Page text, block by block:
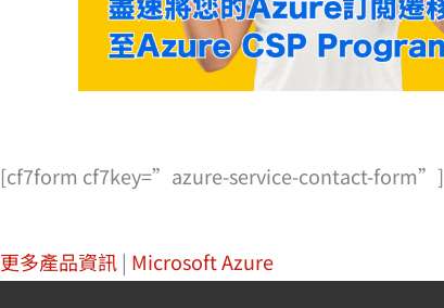
[cf7form cf7key=”azure-service-contact-form”]
更多產品資訊 | Microsoft Azure